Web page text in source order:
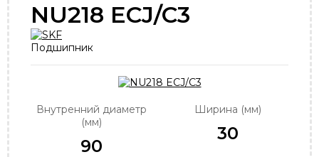
+7 (831) 215-14-27
order@podshipnik-nn.ru
NU218 ECJ/C3
Подшипник
Внутренний диаметр
(мм)
90
Ширина (мм)
30